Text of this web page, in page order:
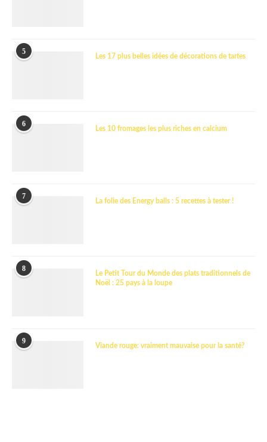
5
Les 17 plus belles idées de décorations de tartes
6
Les 10 fromages les plus riches en calcium
7
La folie des Energy balls : 5 recettes à tester !
8
Le Petit Tour du Monde des plats traditionnels de
Noël : 25 pays à la loupe
9
Viande rouge: vraiment mauvaise pour la santé?